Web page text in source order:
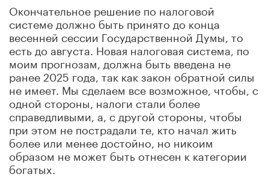
Окончательное решение по налоговой
системе должно быть принято до конца
весенней сессии Государственной Думы, то
есть до августа. Новая налоговая система, по
моим прогнозам, должна быть введена не
ранее 2025 года, так как закон обратной силы
не имеет. Мы сделаем все возможное, чтобы, с
одной стороны, налоги стали более
справедливыми, а, с другой стороны, чтобы
при этом не пострадали те, кто начал жить
более или менее достойно, но никоим
образом не может быть отнесен к категории
богатых.